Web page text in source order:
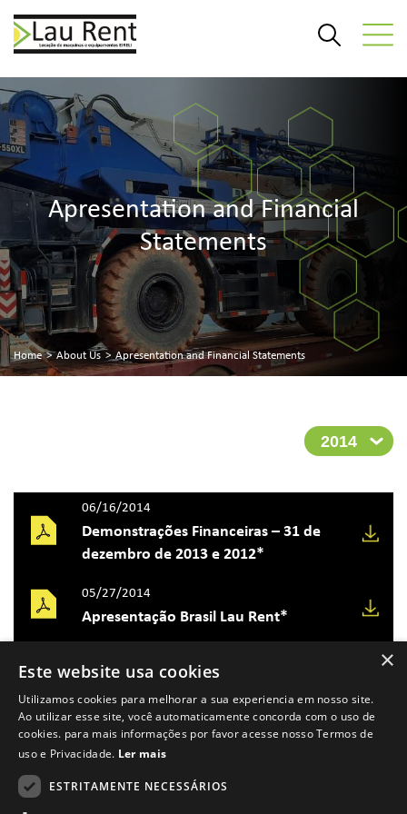
Apresentation and Financial
Statements
Home > About Us > Apresentation and Financial Statements
06/16/2014
Demonstrações Financeiras – 31 de
dezembro de 2013 e 2012*
05/27/2014
Apresentação Brasil Lau Rent*
Demonstrações Financeiras - 31 de
dezembro de 2012, 2011 e 2010*
×
Este website usa cookies
Utilizamos cookies para melhorar a sua experiencia em nosso site.
Ao utilizar esse site, você automaticamente concorda com o uso de
cookies. para mais informações por favor acesse nosso Termos de
uso e Privacidade. Ler mais
ESTRITAMENTE NECESSÁRIOS